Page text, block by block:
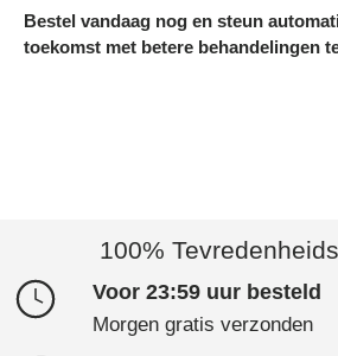
Bestel vandaag nog en steun
toekomst met betere behandelingen
100%
Voor 23:59 uur besteld
Morgen gratis verzonden